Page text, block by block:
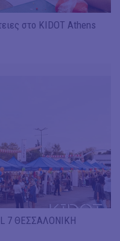
στο KIDOT Athens
7 ΘΕΣΣΑΛΟΝΙΚΗ